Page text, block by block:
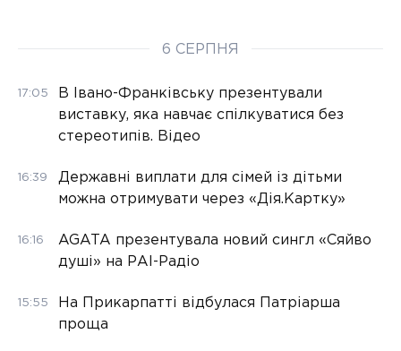
6 СЕРПНЯ
17:05
В Івано-Франківську презентували
виставку, яка навчає спілкуватися без
стереотипів. Відео
16:39
Державні виплати для сімей із дітьми
можна отримувати через «Дія.Картку»
16:16
AGATA презентувала новий сингл «Сяйво
душі» на РАІ-Радіо
15:55
На Прикарпатті відбулася Патріарша
проща